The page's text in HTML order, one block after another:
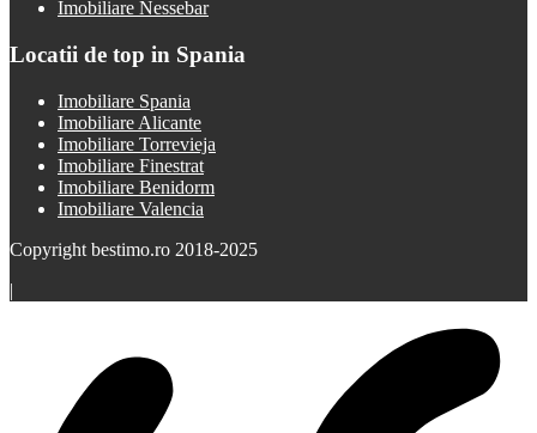
Imobiliare Nessebar
Locatii de top in Spania
Imobiliare Spania
Imobiliare Alicante
Imobiliare Torrevieja
Imobiliare Finestrat
Imobiliare Benidorm
Imobiliare Valencia
Copyright bestimo.ro 2018-2025
|